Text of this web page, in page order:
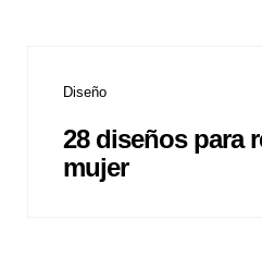
Diseño
28 diseños para
mujer